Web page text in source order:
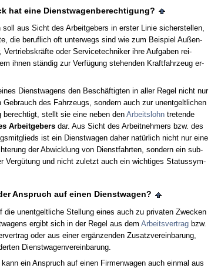
hat ei­ne Dienst­wa­gen­be­rech­ti­gung?
soll aus Sicht des Ar­beit­ge­bers in ers­ter Li­nie si­cher­stel­len,
die be­ruf­lich oft un­ter­wegs sind wie zum Bei­spiel Außen­
Ver­triebs­kräfte oder Ser­vice­tech­ni­ker ih­re Auf­ga­ben rei­
ih­nen ständig zur Verfügung ste­hen­den Kraft­fahr­zeug er­
Dienst­wa­gens den Beschäftig­ten in al­ler Re­gel nicht nur
Ge­brauch des Fahr­zeugs, son­dern auch zur un­ent­gelt­li­chen
be­rech­tigt, stellt sie ei­ne ne­ben den Ar­beits­lohntre­ten­de
Ar­beit­ge­bersdar. Aus Sicht des Ar­beit­neh­mers bzw. des
ist ein Dienst­wa­gen da­her natürlich nicht nur ei­ne
der Ab­wick­lung von Dienst­fahr­ten, son­dern ein sub­
Vergütung und nicht zu­letzt auch ein wich­ti­ges Sta­tus­sym­
An­spruch auf ei­nen Dienst­wa­gen?
die un­ent­gelt­li­che Stel­lung ei­nes auch zu pri­va­ten Zwe­cken
er­gibt sich in der Re­gel aus dem Ar­beits­ver­tragbzw.
oder aus ei­ner ergänzen­den Zu­satz­ver­ein­ba­rung,
Dienst­wa­gen­ver­ein­ba­rung.
ein An­spruch auf ei­nen Fir­men­wa­gen auch ein­mal aus